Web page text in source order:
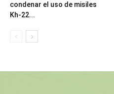
condenar el uso de misiles
Kh-22...